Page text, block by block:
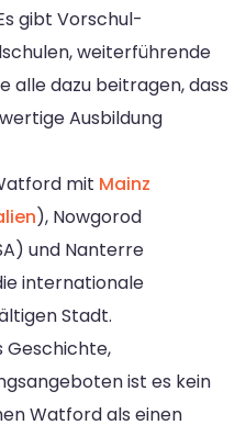
gibt Vorschul-
weiterführende
alle dazu beitragen, dass
Ausbildung
mit Mainz
), Nowgorod
und Nanterre
internationale
Stadt.
Geschichte,
ist es kein
Watford als einen